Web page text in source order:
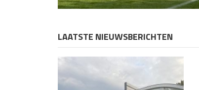
LAATSTE NIEUWSBERICHTEN